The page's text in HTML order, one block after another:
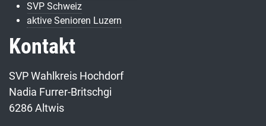
SVP Schweiz
aktive Senioren Luzern
Kontakt
SVP Wahlkreis Hochdorf
Nadia Furrer-Britschgi
6286 Altwis